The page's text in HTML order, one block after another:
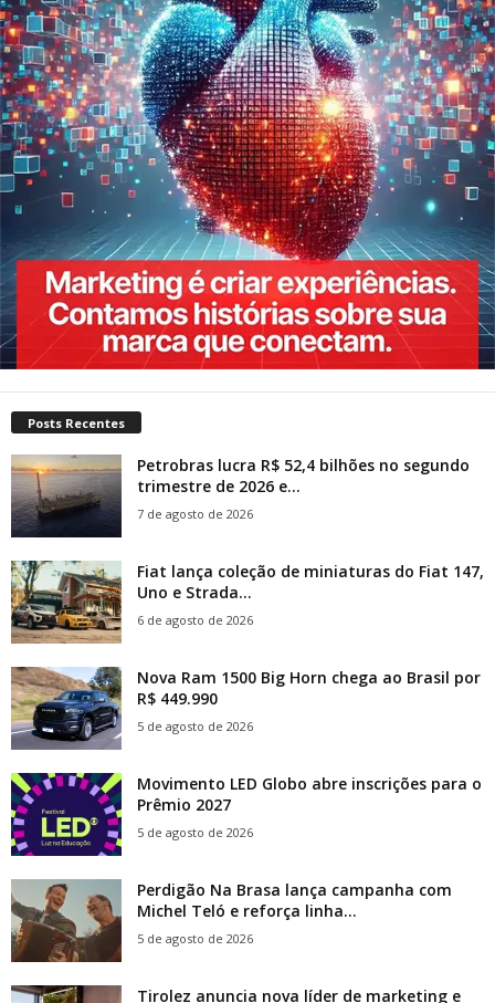
Posts Recentes
Petrobras lucra R$ 52,4 bilhões no segundo
trimestre de 2026 e...
7 de agosto de 2026
Fiat lança coleção de miniaturas do Fiat 147,
Uno e Strada...
6 de agosto de 2026
Nova Ram 1500 Big Horn chega ao Brasil por
R$ 449.990
5 de agosto de 2026
Movimento LED Globo abre inscrições para o
Prêmio 2027
5 de agosto de 2026
Perdigão Na Brasa lança campanha com
Michel Teló e reforça linha...
5 de agosto de 2026
Tirolez anuncia nova líder de marketing e